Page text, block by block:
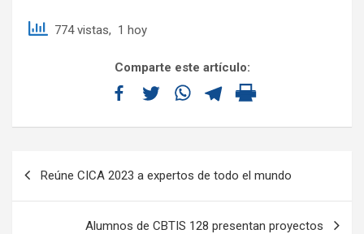
774 vistas, 1 hoy
Comparte este artículo:
Reúne CICA 2023 a expertos de todo el mundo
Alumnos de CBTIS 128 presentan proyectos